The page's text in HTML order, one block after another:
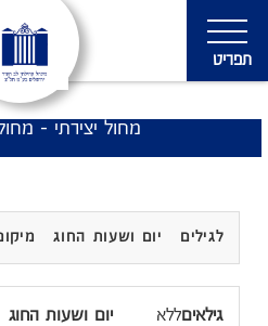
תפריט
מחול יצירתי - מחול
לגילים יום ושעות החוג
ללא